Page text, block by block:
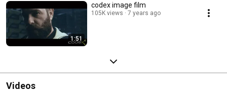
1:51
codex image film
105K views 7 years ago
Videos